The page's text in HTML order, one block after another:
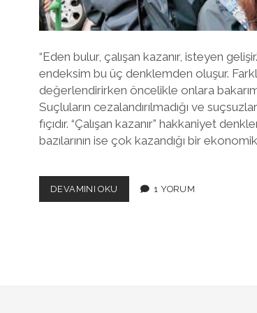
“Eden bulur, çalışan kazanır, isteyen
endeksim bu üç denklemden oluşur.
değerlendirirken öncelikle onlara
Suçluların cezalandırılmadığı ve
fıçıdır. “Çalışan kazanır” hakkaniyet
bazılarının ise çok kazandığı bir
DEVAMINI OKU İRANLI
KADINLAR
1 YORUM